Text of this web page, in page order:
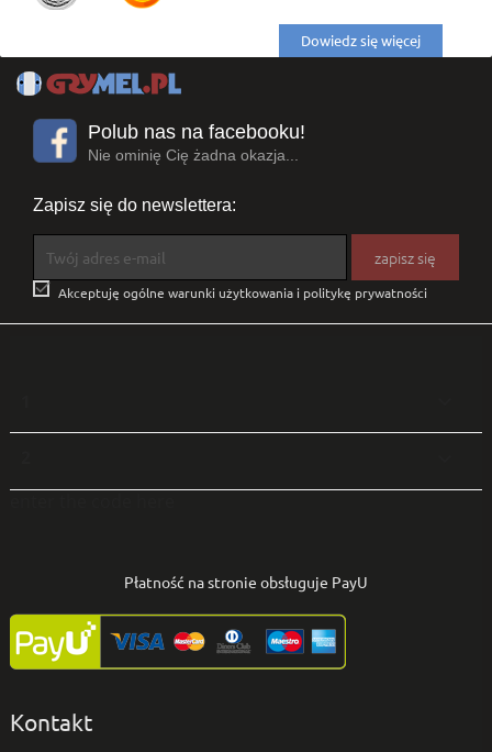
Dowiedz się więcej
Polub nas na facebooku!
Nie ominię Cię żadna okazja...
Zapisz się do newslettera:
 Akceptuję ogólne warunki użytkowania i politykę prywatności
Płatność na stronie obsługuje PayU
Kontakt